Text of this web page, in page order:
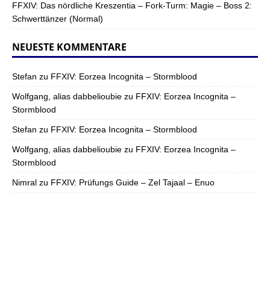
FFXIV: Das nördliche Kreszentia – Fork-Turm: Magie – Boss 2:
Schwerttänzer (Normal)
NEUESTE KOMMENTARE
Stefan zu FFXIV: Eorzea Incognita – Stormblood
Wolfgang, alias dabbelioubie zu FFXIV: Eorzea Incognita –
Stormblood
Stefan zu FFXIV: Eorzea Incognita – Stormblood
Wolfgang, alias dabbelioubie zu FFXIV: Eorzea Incognita –
Stormblood
Nimral zu FFXIV: Prüfungs Guide – Zel Tajaal – Enuo